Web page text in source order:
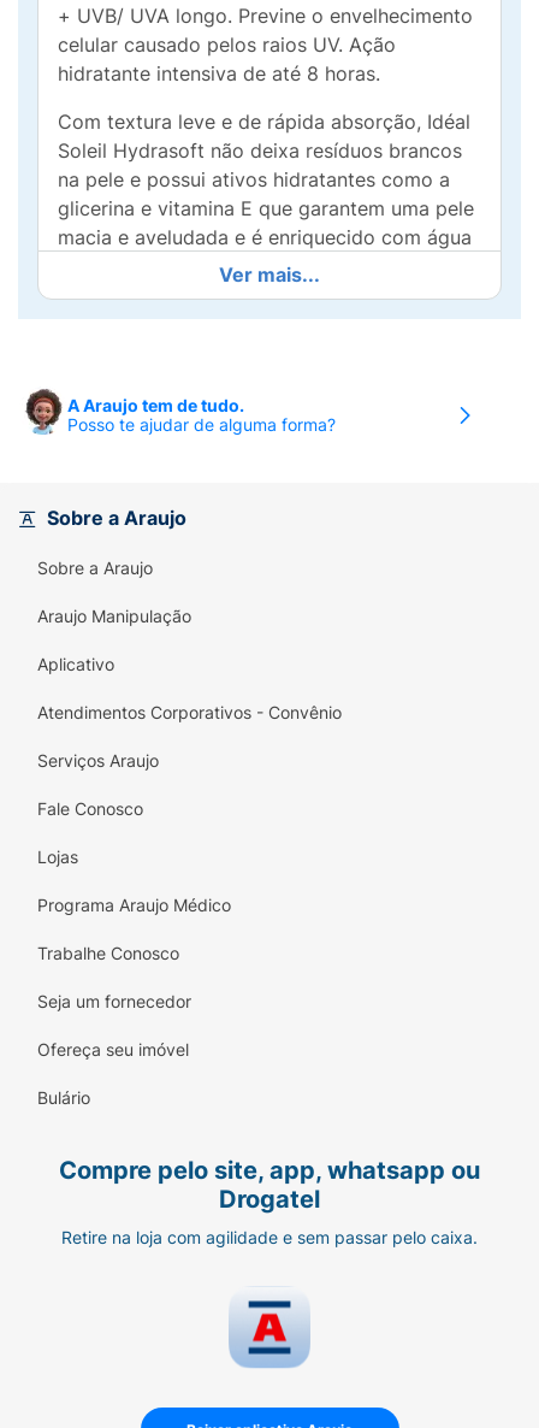
+ UVB/ UVA longo. Previne o envelhecimento
celular causado pelos raios UV. Ação
hidratante intensiva de até 8 horas.
Com textura leve e de rápida absorção, Idéal
Soleil Hydrasoft não deixa resíduos brancos
na pele e possui ativos hidratantes como a
glicerina e vitamina E que garantem uma pele
macia e aveludada e é enriquecido com água
termal mineralizante de Vichy.
Resistente à água.Ação antioxidante.Proteção
leve.
aplicada não for adequada, o nível de
proteção será significativamente reduzido. É
necessário a reaplicação do produto para
após sudorese intensa, nadar ou banhar-se,
secar-se com toalha e durante a exposição ao
consultar um médico. Evite exposição
ajuda a prevenir as queimaduras solares. Este
produto não oferece nenhuma proteção
queimadura solar.
Ver mais...
A Araujo tem de tudo.
Posso te ajudar de alguma forma?
Sobre a Araujo
Sobre a Araujo
Araujo Manipulação
Aplicativo
Atendimentos Corporativos - Convênio
Serviços Araujo
Fale Conosco
Lojas
Programa Araujo Médico
Trabalhe Conosco
Seja um fornecedor
Ofereça seu imóvel
Bulário
Compre pelo site, app, whatsapp ou
Drogatel
Retire na loja com agilidade e sem passar pelo caixa.